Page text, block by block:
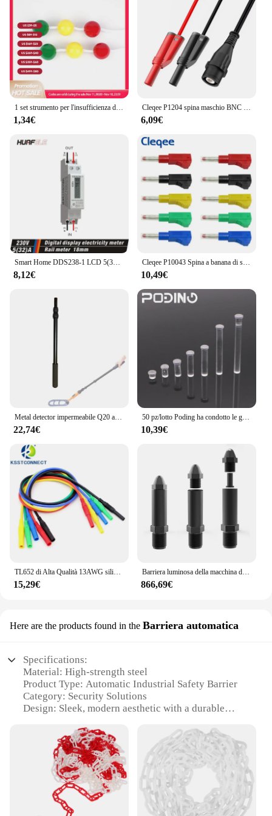
1 set strumento per l'insufficienza della convergenza della vista della stringa del diametro di allenamento dei bambini strumenti per la cura degli occhi nuovo
1,34€
Cleqee P1204 spina maschio BNC di sicurezza a doppia spina a Banana impilabile da 4mm cavo coassiale RG58 cavo di prova per oscilloscopio 120CM
6,09€
Smart Home DDS238-1 LCD 5(32)A 230VAC 50Hz palo monofase su guida DIN kilowattora kwh Meter misuratore di energia misuratore di potenza nuovo di zecca
8,12€
Cleqee P10043 Spina a banana di sicurezza da 4 mm 32A Tipo di saldatura retrattile Connettore fai da te a molla forte incorporato per multimetro
10,49€
Metal detector impermeabile Q20 asta di prolunga telescopica albero maniglia
22,74€
50 pz/lotto Poding ha condotto le guide della luce della plastica 3mm del tubo leggero RoHS chiaro tubo della luce della testa rotonda PLP5-2-125
10,39€
15,29€
Barriera luminosa della macchina di industria del sensore della tenda della luce di sicurezza delle tende del Laser
866,69€
Here are the products found in the Barriera automatica
Specifications:
Material: High-strength steel
Product Type: Automatic Industrial Safety Barrier
Category: Security Solutions
Design: Sleek, modern aesthetic with a durable
Usage and Purpose: Ideal for industrial settings to
enhance safety and control access
Performance: Robust, reliable, and easy to install
Parts and Accessories: Comes with all necessary
components for a complete setup
Features: